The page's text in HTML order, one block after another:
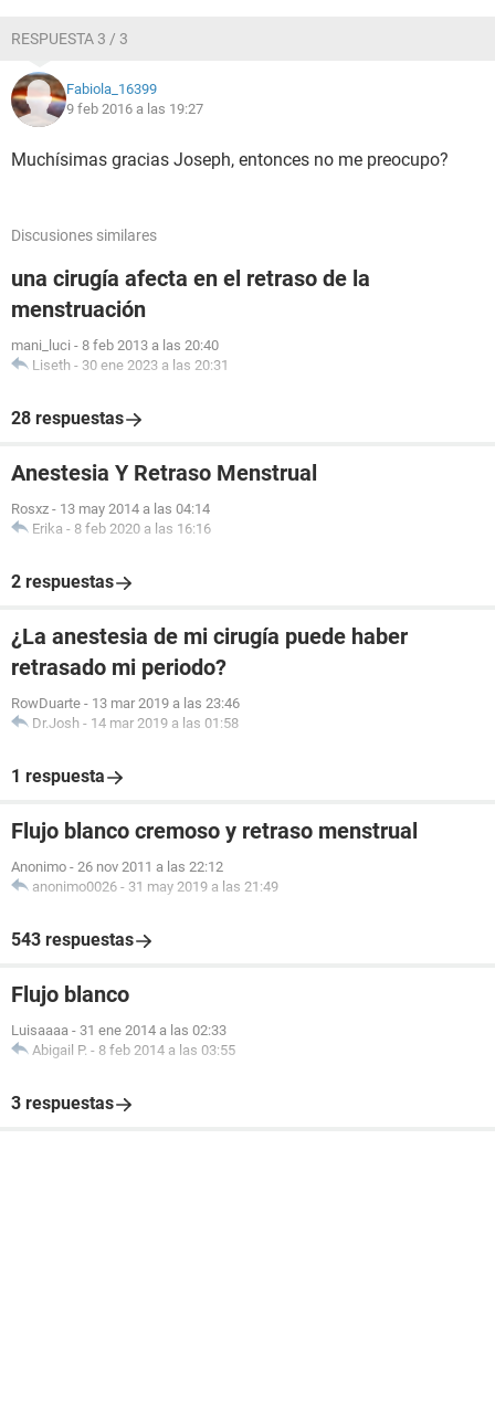
RESPUESTA 3 / 3
Fabiola_16399
9 feb 2016 a las 19:27
Muchísimas gracias Joseph, entonces no me preocupo?
Discusiones similares
una cirugía afecta en el retraso de la
menstruación
mani_luci - 8 feb 2013 a las 20:40
Liseth - 30 ene 2023 a las 20:31
28 respuestas
Anestesia Y Retraso Menstrual
Rosxz - 13 may 2014 a las 04:14
Erika - 8 feb 2020 a las 16:16
2 respuestas
¿La anestesia de mi cirugía puede haber
retrasado mi periodo?
RowDuarte - 13 mar 2019 a las 23:46
Dr.Josh - 14 mar 2019 a las 01:58
1 respuesta
Flujo blanco cremoso y retraso menstrual
Anonimo - 26 nov 2011 a las 22:12
anonimo0026 - 31 may 2019 a las 21:49
543 respuestas
Flujo blanco
Luisaaaa - 31 ene 2014 a las 02:33
Abigail P. - 8 feb 2014 a las 03:55
3 respuestas